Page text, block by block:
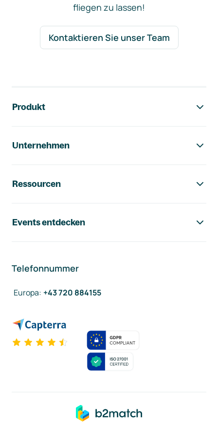
fliegen zu lassen!
Kontaktieren Sie unser Team
Produkt
Unternehmen
Ressourcen
Events entdecken
Telefonnummer
Europa: +43 720 884155